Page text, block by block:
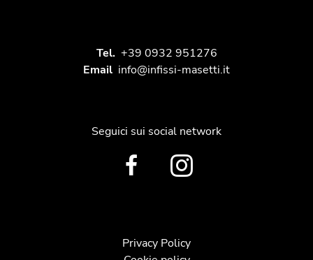
Tel. +39 0932 951276
Email info@infissi-masetti.it
Seguici sui social network
Privacy Policy